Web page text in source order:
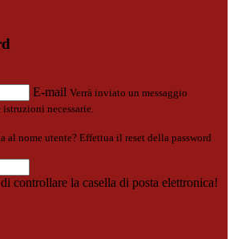
E-mail Verrà inviato un messaggio
necessarie.
al nome utente? Effettua il reset della password
controllare la casella di posta elettronica!